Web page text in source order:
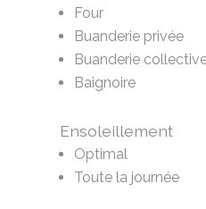
Four
Buanderie privée
Buanderie
Baignoire
Ensoleillement
Optimal
Toute la journée